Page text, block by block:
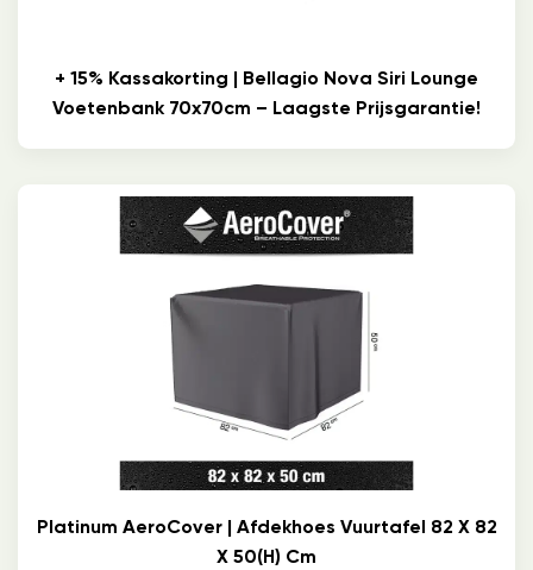
+ 15% Kassakorting | Bellagio Nova Siri Lounge
Voetenbank 70x70cm – Laagste Prijsgarantie!
Platinum AeroCover | Afdekhoes Vuurtafel 82 X 82
X 50(h) Cm